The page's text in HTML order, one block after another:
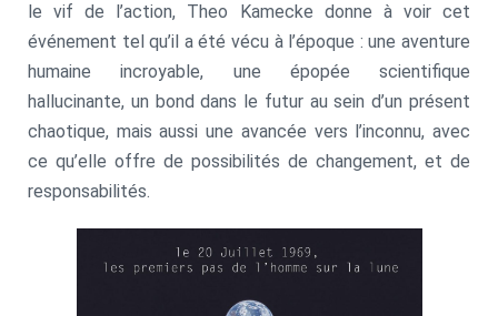
le vif de l’action, Theo Kamecke donne à voir cet
événement tel qu’il a été vécu à l’époque : une aventure
humaine incroyable, une épopée scientifique
hallucinante, un bond dans le futur au sein d’un présent
chaotique, mais aussi une avancée vers l’inconnu, avec
ce qu’elle offre de possibilités de changement, et de
responsabilités.